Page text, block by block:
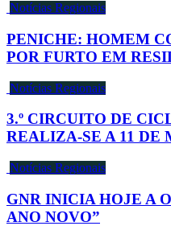
Notícias Regionais
PENICHE: HOMEM
POR FURTO EM
Notícias Regionais
3.º CIRCUITO DE
REALIZA-SE A 11 DE
Notícias Regionais
GNR INICIA HOJE A
ANO NOVO”